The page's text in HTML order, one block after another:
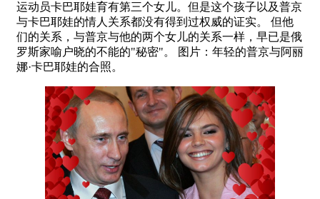
运动员卡巴耶娃育有第三个女儿。但是这个孩子以及普京
与卡巴耶娃的情人关系都没有得到过权威的证实。 但他
们的关系，与普京与他的两个女儿的关系一样，早已是俄
罗斯家喻户晓的不能的"秘密"。 图片：年轻的普京与阿丽
娜·卡巴耶娃的合照。